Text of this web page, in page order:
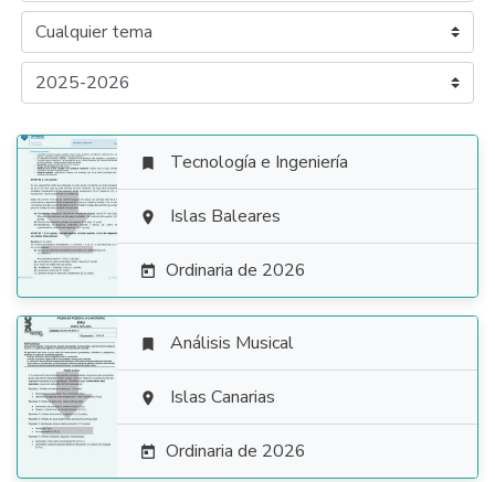

 Tecnología e Ingeniería
 Islas Baleares
 Ordinaria de 2026

 Análisis Musical
 Islas Canarias
 Ordinaria de 2026